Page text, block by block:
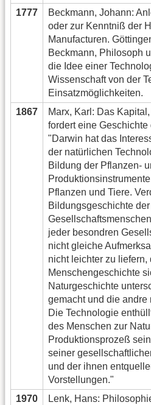
1777
Beckmann, Johann:
oder zur Kenntniß der
Manufacturen.
Beckmann, Philosoph
die Idee einer
Wissenschaft von der
Einsatzmöglichkeiten.
1867
Marx, Karl: Das
fordert eine Geschichte
"Darwin hat das
der natürlichen
Bildung der Pflanzen-
Pflanzen und Tiere.
Bildungsgeschichte
jeder besondren
nicht gleiche
nicht leichter zu
Menschengeschichte
Naturgeschichte
gemacht und die
Die Technologie
des Menschen zur
Produktionsprozeß
seiner
und der ihnen
Vorstellungen."
1970
Lenk, Hans: